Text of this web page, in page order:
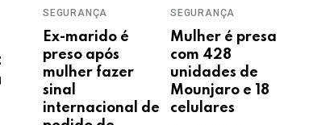
EDUCAÇÃO,EM ALTA GUARAPUAVA
Inscrições para a Olimpíada
Nacional de Eficiência
Energética vão até 15 de
setembro
SEGURANÇA
Ex-marido é
preso após
mulher fazer
sinal
internacional de
SEGURANÇA
Mulher é presa
com 428
unidades de
Mounjaro e 18
celulares